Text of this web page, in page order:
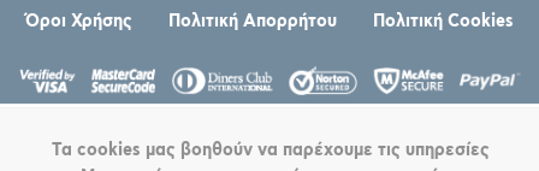
Όροι Χρήσης
Πολιτική Απορρήτου Πολιτική Cookies
Τα cookies μας βοηθούν να παρέχουμε τις υπηρεσίες